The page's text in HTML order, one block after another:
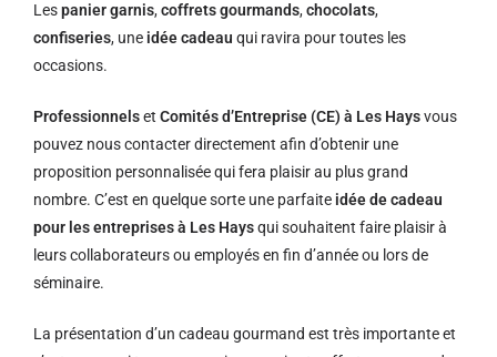
Lespanier garnis,coffrets gourmands,chocolats,
confiseries, une idée cadeau qui ravira pour toutes les
occasions.
Professionnelset Comités d’Entreprise (CE) à Les Haysvous
pouvez nous contacter directement afin d’obtenir une
proposition personnalisée qui fera plaisir au plus grand
nombre. C’est en quelque sorte une parfaite idée de cadeau
pour les entreprises à Les Haysqui souhaitent faire plaisir à
leurs collaborateurs ou employés en fin d’année ou lors de
séminaire.
La présentation d’un cadeau gourmand est très importante et